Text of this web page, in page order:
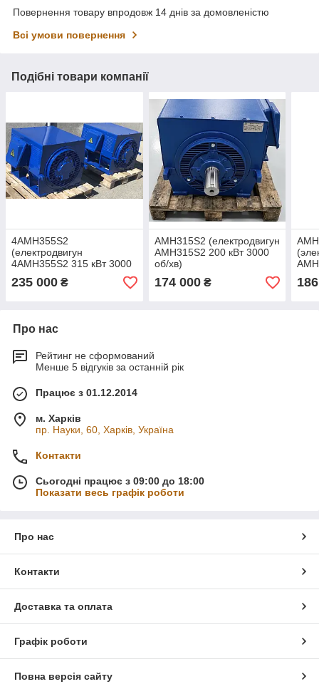
Повернення товару впродовж 14 днів за домовленістю
Всі умови повернення
Подібні товари компанії
4АМН355S2
(електродвигун
4АМН355S2 315 кВт 3000
об/хв)
235 000 ₴
АМН315S2 (електродвигун
АМН315S2 200 кВт 3000
об/хв)
174 000₴
об/
Про нас
Рейтинг не сформований
Менше 5 відгуків за останній рік
Працює з 01.12.2014
м. Харків
пр. Науки, 60, Харків, Україна
Контакти
Сьогодні працює з 09:00 до 18:00
Показати весь графік роботи
Про нас
Контакти
Доставка та оплата
Графік роботи
Повна версія сайту